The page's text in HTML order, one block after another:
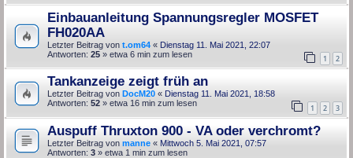
Einbauanleitung Spannungsregler MOSFET
FH020AA
Letzter Beitrag von t.om64 « Dienstag 11. Mai 2021, 22:07
Antworten: 25 1 2
» etwa 6 min zum lesen
Tankanzeige zeigt früh an
Letzter Beitrag von DocM20 « Dienstag 11. Mai 2021, 18:58
Antworten: 52 1 2 3
» etwa 16 min zum lesen
Auspuff Thruxton 900 - VA oder verchromt?
Letzter Beitrag von manne « Mittwoch 5. Mai 2021, 07:57
Antworten: 3 » etwa 1 min zum lesen